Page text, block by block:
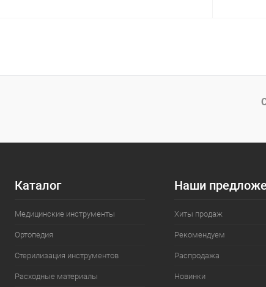
Купить в 1 клик Сравнение Купить
В
Каталог
Медицинские инструменты
Ортопедия
Стерилизация инструментов
Расходные материалы
Наши
Хиты продаж
Рекомендуем
Распродажа
Новинки